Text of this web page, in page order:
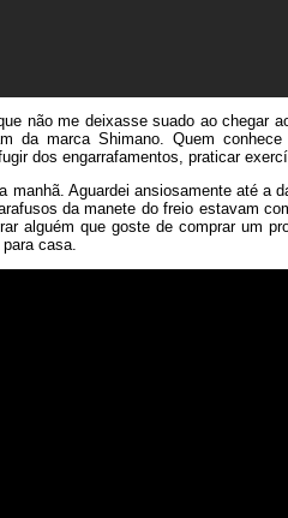
não me deixasse suado ao chegar
da marca Shimano. Quem
dos engarrafamentos, praticar
manhã. Aguardei ansiosamente até a
da manete do freio estavam
alguém que goste de comprar um
casa.